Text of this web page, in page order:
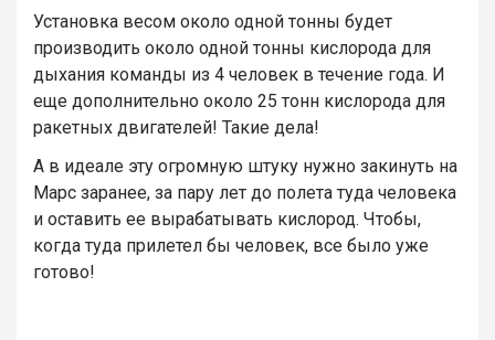
Установка весом около одной тонны будет
производить около одной тонны кислорода для
дыхания команды из 4 человек в течение года. И
еще дополнительно около 25 тонн кислорода для
ракетных двигателей! Такие дела!
А в идеале эту огромную штуку нужно закинуть на
Марс заранее, за пару лет до полета туда человека
и оставить ее вырабатывать кислород. Чтобы,
когда туда прилетел бы человек, все было уже
готово!